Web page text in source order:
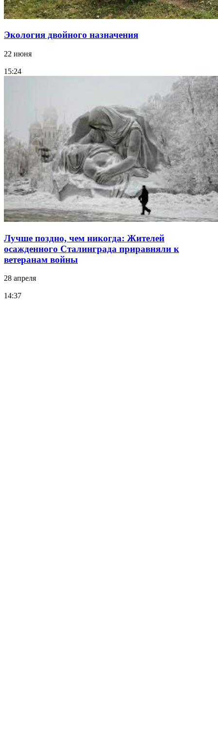
Экология двойного назначения
22 июня
15:24
Лучше поздно, чем никогда: Жителей
осажденного Сталинграда приравняли к
ветеранам войны
28 апреля
14:37